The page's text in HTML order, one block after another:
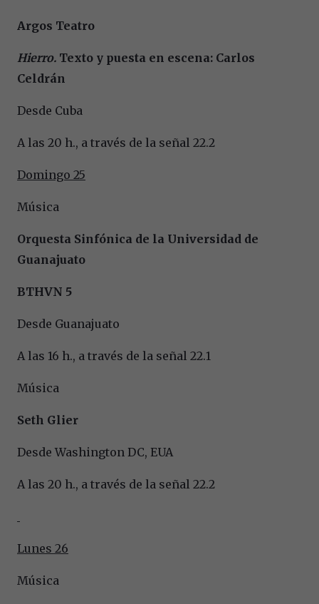
Argos Teatro
Hierro. Texto y puesta en escena: Carlos
Celdrán
Desde Cuba
A las 20 h., a través de la señal 22.2
Domingo 25
Música
Orquesta Sinfónica de la Universidad de
Guanajuato
BTHVN 5
Desde Guanajuato
A las 16 h., a través de la señal 22.1
Música
Seth Glier
Desde Washington DC, EUA
A las 20 h., a través de la señal 22.2
Lunes 26
Música